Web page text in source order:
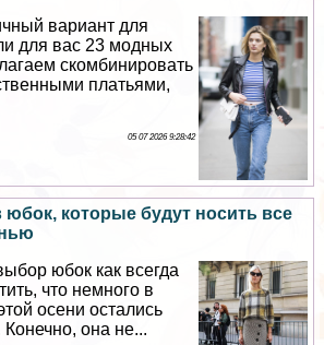
вариант для
для вас 23 модных
скомбинировать
платьями,
05 07 2026 9:28:42
которые будут носить все
юбок как всегда
что немного в
осени остались
она не...